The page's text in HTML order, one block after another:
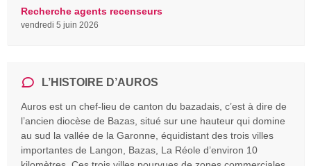
Recherche agents recenseurs
vendredi 5 juin 2026
L’HISTOIRE D’AUROS
Auros est un chef-lieu de canton du bazadais, c’est à dire de
l’ancien diocèse de Bazas, situé sur une hauteur qui domine
au sud la vallée de la Garonne, équidistant des trois villes
importantes de Langon, Bazas, La Réole d’environ 10